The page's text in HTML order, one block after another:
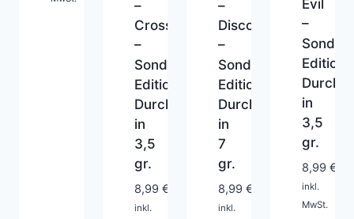
–
Crossover
–
Sonder-
Edition
Durchlaufblinker
in
3,5
gr.
8,99 €
inkl.
1-
2
Tage
–
Disco
–
Sonder-
Edition
Durchlaufblinker
in
7
gr.
8,99 €
inkl.
1-
2
Tage
Evil
–
Sonder-
Edition
in
3,5
gr.
8,99 €
inkl.
MwSt.
1-
2
Tage